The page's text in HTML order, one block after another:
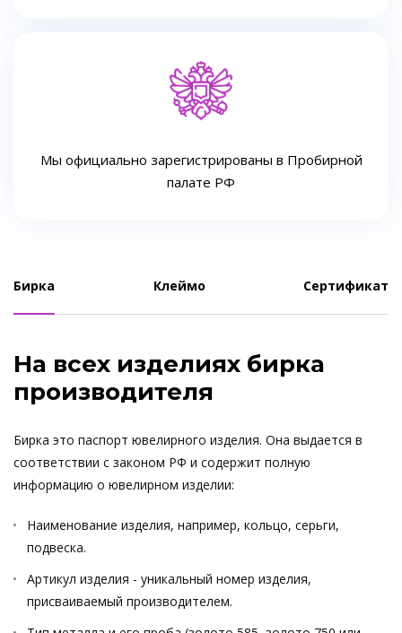
Мы официально зарегистрированы в Пробирной
палате РФ
Бирка Клеймо Сертификат
На всех изделиях бирка
производителя
Бирка это паспорт ювелирного изделия. Она выдается в
соответствии с законом РФ и содержит полную
информацию о ювелирном изделии:
Наименование изделия, например, кольцо, серьги,
подвеска.
Артикул изделия - уникальный номер изделия,
присваиваемый производителем.